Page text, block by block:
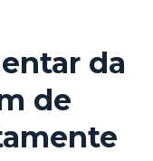
da
de